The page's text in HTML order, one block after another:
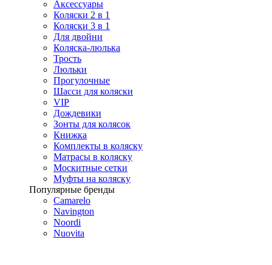
Аксессуары
Коляски 2 в 1
Коляски 3 в 1
Для двойни
Коляска-люлька
Трость
Люльки
Прогулочные
Шасси для коляски
VIP
Дождевики
Зонты для колясок
Книжка
Комплекты в коляску
Матрасы в коляску
Москитные сетки
Муфты на коляску
Популярные бренды
Camarelo
Navington
Noordi
Nuovita